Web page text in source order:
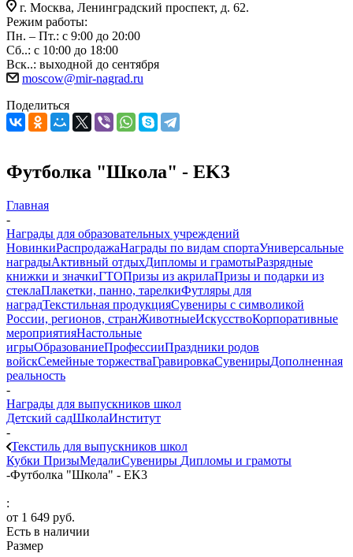
г. Москва, Ленинградский проспект, д. 62.
Режим работы:
Пн. – Пт.: с 9:00 до 20:00
Сб..: с 10:00 до 18:00
Вск..: выходной до сентября
moscow@mir-nagrad.ru
Поделиться
Футболка "Школа" - EK3
Главная
-
Награды для образовательных учреждений
НовинкиРаспродажаНаграды по видам спортаУниверсальные
наградыАктивный отдыхДипломы и грамотыРазрядные
книжки и значкиГТОПризы из акрилаПризы и подарки из
стеклаПлакетки, панно, тарелкиФутляры для
наградТекстильная продукцияСувениры с символикой
России, регионов, странЖивотныеИскусствоКорпоративные
мероприятияНастольные
игрыОбразованиеПрофессииПраздники родов
войскСемейные торжестваГравировкаСувенирыДополненная
реальность
-
Награды для выпускников школ
Детский садШколаИнститут
-
Текстиль для выпускников школ
Кубки ПризыМедалиСувениры Дипломы и грамоты
-Футболка "Школа" - EK3
:
от 1 649 руб.
Есть в наличии
Размер